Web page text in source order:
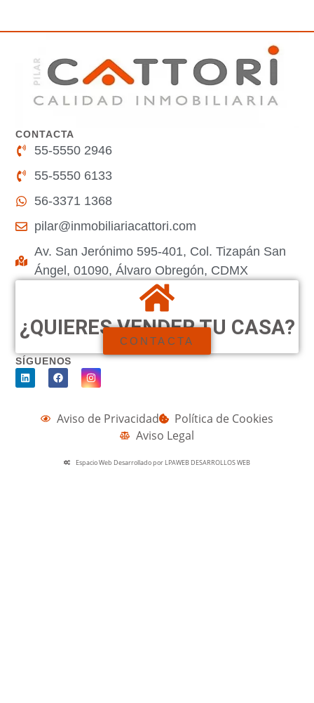
CONTACTA
55-5550 2946
55-5550 6133
56-3371 1368
pilar@inmobiliariacattori.com
Av. San Jerónimo 595-401, Col. Tizapán San
Ángel, 01090, Álvaro Obregón, CDMX
¿QUIERES VENDER TU CASA?
CONTACTA
SÍGUENOS
Aviso de Privacidad
Política de Cookies
Aviso Legal
Espacio Web Desarrollado por LPAWEB DESARROLLOS WEB